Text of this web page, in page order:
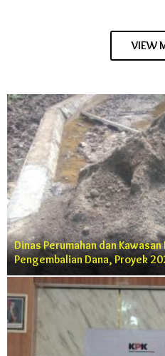
VIEW
Dinas Perumahan dan Kawasan
Pengembalian Dana, Proyek